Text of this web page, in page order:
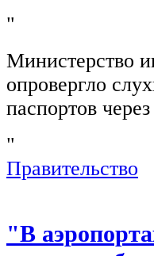
"
Министерство
опровергло
паспортов
"
Правительство
"В